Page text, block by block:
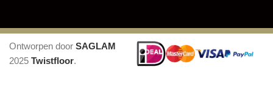
Ontworpen door SAGLAM
2025 Twistfloor.